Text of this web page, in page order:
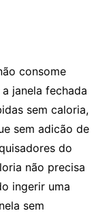
ão consome
janela fechada
sem caloria,
sem adicão de
do
não precisa
ingerir uma
sem